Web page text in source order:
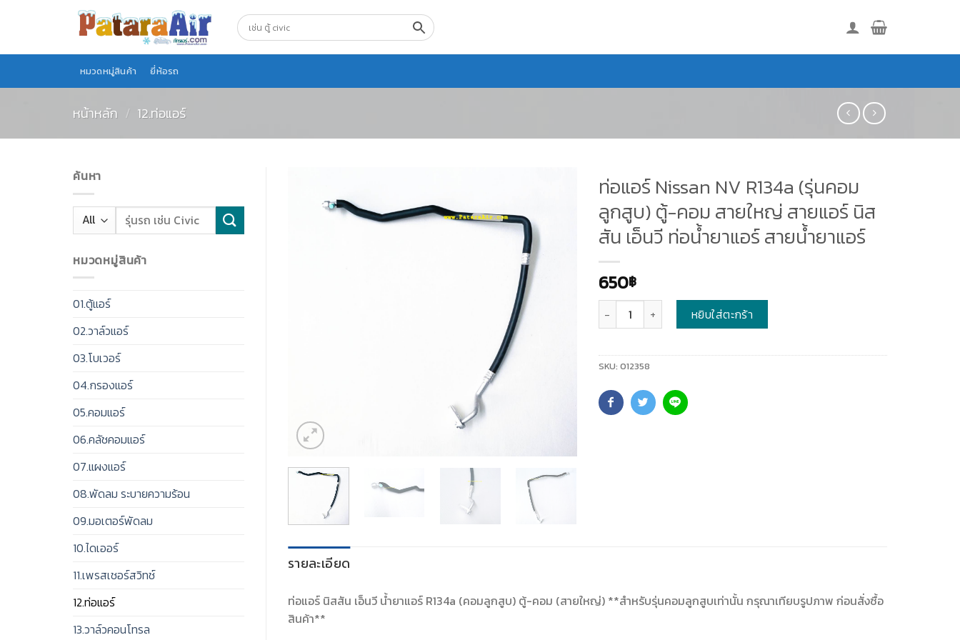
หมวดหมู่สินค้า ยี่ห้อรถ
หน้าหลัก / 12.ท่อแอร์
ค้นหา
หมวดหมู่สินค้า
01.ตู้แอร์
02.วาล์วแอร์
03.โบเวอร์
04.กรองแอร์
05.คอมแอร์
06.คลัชคอมแอร์
07.แผงแอร์
08.พัดลม ระบายความร้อน
09.มอเตอร์พัดลม
10.ไดเออร์
11.เพรสเชอร์สวิทช์
12.ท่อแอร์
13.วาล์วคอนโทรล
ท่อแอร์ Nissan NV R134a (รุ่นคอม
ลูกสูบ) ตู้-คอม สายใหญ่ สายแอร์ นิส
สัน เอ็นวี ท่อน้ำยาแอร์ สายน้ำยาแอร์
650฿
หยิบใส่ตะกร้า
SKU: 012358
รายละเอียด
ท่อแอร์ นิสสัน เอ็นวี น้ำยาแอร์ R134a (คอมลูกสูบ) ตู้-คอม (สายใหญ่) **สำหรับรุ่นคอมลูกสูบเท่านั้น กรุณาเทียบรูปภาพ ก่อนสั่งซื้อ
สินค้า**